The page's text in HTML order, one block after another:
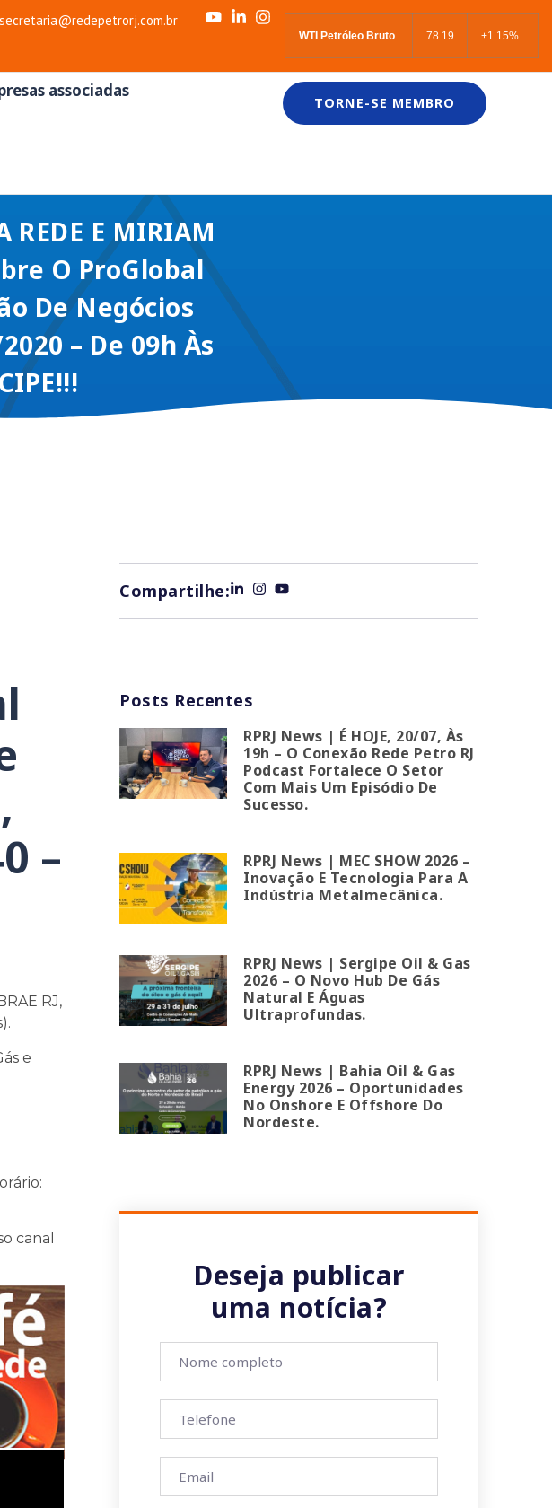
secretaria@redepetrorj.com.br
WTI Petróleo Bruto 78.19 +1.15%
associadas
TORNE-SE MEMBRO
REDE E MIRIAM
O ProGlobal
De Negócios
– De 09h Às
–
RJ,
e
canal
Compartilhe:
Posts Recentes
RPRJ News | É HOJE, 20/07, Às
19h – O Conexão Rede Petro RJ
Podcast Fortalece O Setor
Com Mais Um Episódio De
Sucesso.
RPRJ News | MEC SHOW 2026 –
Inovação E Tecnologia Para A
Indústria Metalmecânica.
RPRJ News | Sergipe Oil & Gas
2026 – O Novo Hub De Gás
Natural E Águas
Ultraprofundas.
RPRJ News | Bahia Oil & Gas
Energy 2026 – Oportunidades
No Onshore E Offshore Do
Nordeste.
Deseja publicar
uma notícia?